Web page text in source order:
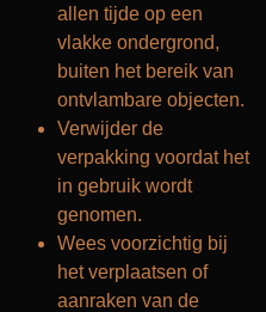
allen tijde op een
vlakke ondergrond,
buiten het bereik van
ontvlambare objecten.
Verwijder de
verpakking voordat het
in gebruik wordt
genomen.
Wees voorzichtig bij
het verplaatsen of
aanraken van de